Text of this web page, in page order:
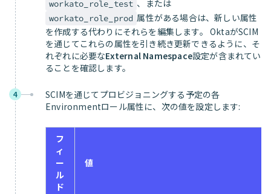
workato_role_test 、または
workato_role_prod 属性がある場合は、新しい属性
を作成する代わりにそれらを編集します。 OktaがSCIM
を通じてこれらの属性を引き続き更新できるように、そ
れぞれに必要なExternal Namespace設定が含まれてい
ることを確認します。
4
SCIMを通じてプロビジョニングする予定の各
Environmentロール属性に、次の値を設定します:
フ
ィ
ー
ル
ド
値